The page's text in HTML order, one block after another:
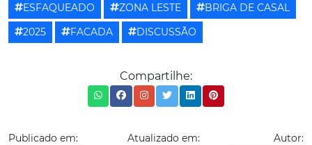
ESFAQUEADO
ZONA LESTE
BRIGA DE CASAL
2025
FACADA DISCUSSÃO
Compartilhe:
Publicado em: Atualizado em: Autor: